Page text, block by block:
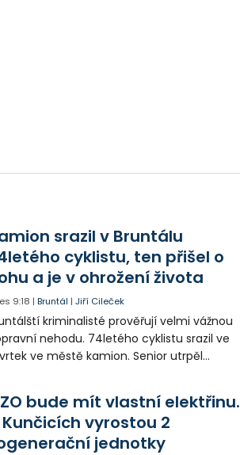
srazil v Bruntálu
cyklistu, ten přišel o
a je v ohrožení života
9:18 |Bruntál |Jiří Cileček
kriminalisté prověřují velmi vážnou
nehodu. 74letého cyklistu srazil ve
ve městě kamion. Senior utrpěl
případné svědky.
bude mít vlastní elektřinu.
Kunčicích vyrostou 2
jednotky